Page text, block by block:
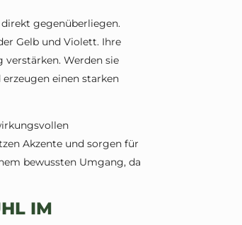
gegenüberliegen.
Gelb und Violett. Ihre
verstärken. Werden sie
einen starken
Akzente und sorgen für
bewussten Umgang, da
IM